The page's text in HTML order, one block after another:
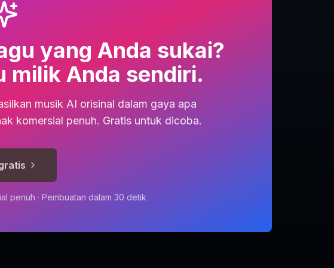
yang Anda sukai?
milik Anda sendiri.
musik AI orisinal dalam gaya apa
komersial penuh. Gratis untuk dicoba.
penuh · Pembuatan dalam 30 detik